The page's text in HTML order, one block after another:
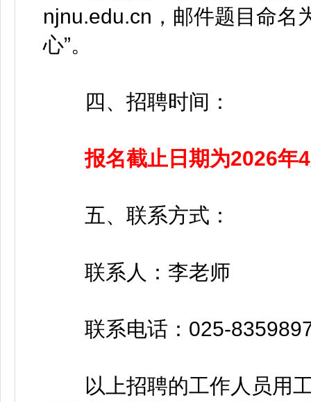
njnu.edu.cn，邮件题目命名
心”。
四、招聘时间：
报名截止日期为2026年
五、联系方式：
联系人：李老师
联系电话：025-
以上招聘的工作人员用工